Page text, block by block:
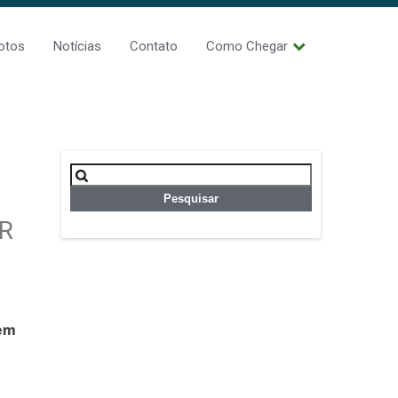
Notícias Contato Como Chegar
Pesquisar
por: